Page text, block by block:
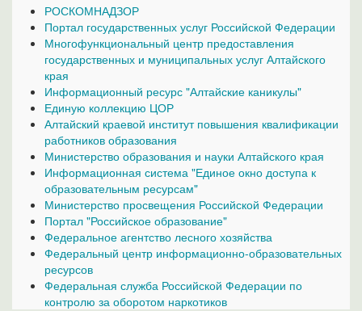
РОСКОМНАДЗОР
Портал государственных услуг Российской Федерации
Многофункциональный центр предоставления
государственных и муниципальных услуг Алтайского
края
Информационный ресурс "Алтайские каникулы"
Единую коллекцию ЦОР
Алтайский краевой институт повышения квалификации
работников образования
Министерство образования и науки Алтайского края
Информационная система "Единое окно доступа к
образовательным ресурсам"
Министерство просвещения Российской Федерации
Портал "Российское образование"
Федеральное агентство лесного хозяйства
Федеральный центр информационно-образовательных
ресурсов
Федеральная служба Российской Федерации по
контролю за оборотом наркотиков